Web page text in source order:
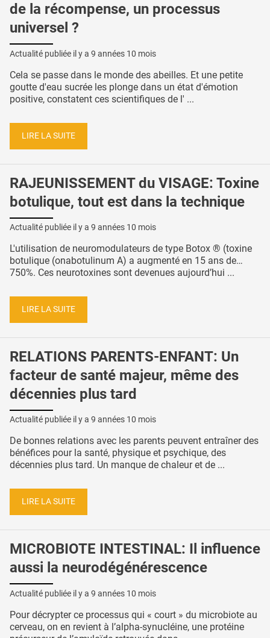
de la récompense, un processus
universel ?
Actualité publiée il y a 9 années 10 mois
Cela se passe dans le monde des abeilles. Et une petite
goutte d'eau sucrée les plonge dans un état d'émotion
positive, constatent ces scientifiques de l' ...
LIRE LA SUITE
RAJEUNISSEMENT du VISAGE: Toxine
botulique, tout est dans la technique
Actualité publiée il y a 9 années 10 mois
L'utilisation de neuromodulateurs de type Botox ® (toxine
botulique (onabotulinum A) a augmenté en 15 ans de…
750%. Ces neurotoxines sont devenues aujourd’hui ...
LIRE LA SUITE
RELATIONS PARENTS-ENFANT: Un
facteur de santé majeur, même des
décennies plus tard
Actualité publiée il y a 9 années 10 mois
De bonnes relations avec les parents peuvent entraîner des
bénéfices pour la santé, physique et psychique, des
décennies plus tard. Un manque de chaleur et de ...
LIRE LA SUITE
MICROBIOTE INTESTINAL: Il influence
aussi la neurodégénérescence
Actualité publiée il y a 9 années 10 mois
Pour décrypter ce processus qui « court » du microbiote au
cerveau, on en revient à l’alpha-synucléine, une protéine